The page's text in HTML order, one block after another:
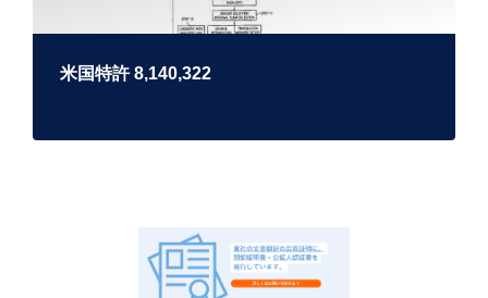
米国特許 8,140,322